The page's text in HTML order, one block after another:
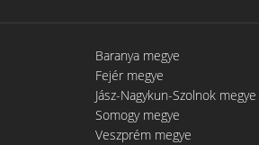
Baranya megye
Fejér megye
Jász-Nagykun-Szolnok megye
Somogy megye
Veszprém megye